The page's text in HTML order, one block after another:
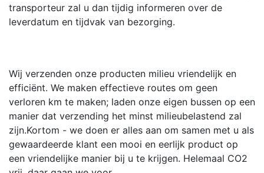
transporteur zal u dan tijdig informeren over de
leverdatum en tijdvak van bezorging.
Wij verzenden onze producten milieu vriendelijk en
efficiënt. We maken effectieve routes om geen
verloren km te maken; laden onze eigen bussen op een
manier dat verzending het minst milieubelastend zal
zijn.Kortom - we doen er alles aan om samen met u als
gewaardeerde klant een mooi en eerlijk product op
een vriendelijke manier bij u te krijgen. Helemaal CO2